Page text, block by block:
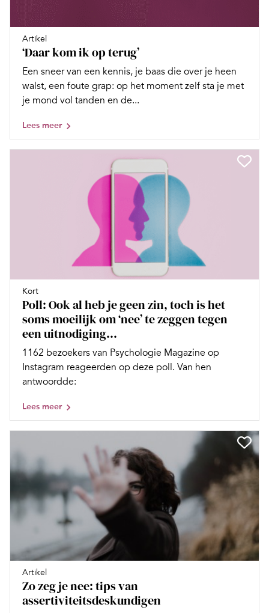
Artikel
‘Daar kom ik op terug’
Een sneer van een kennis, je baas die over je heen
walst, een foute grap: op het moment zelf sta je met
je mond vol tanden en de...
Lees meer
Kort
Poll: Ook al heb je geen zin, toch is het
soms moeilijk om ‘nee’ te zeggen tegen
een uitnodiging...
1162 bezoekers van Psychologie Magazine op
Instagram reageerden op deze poll. Van hen
antwoordde:
Lees meer
Artikel
Zo zeg je nee: tips van
assertiviteitsdeskundigen